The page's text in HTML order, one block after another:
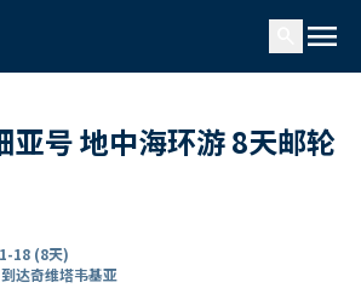
menu
亚号 地中海环游 8天邮轮
18 (8天)
达奇维塔韦基亚